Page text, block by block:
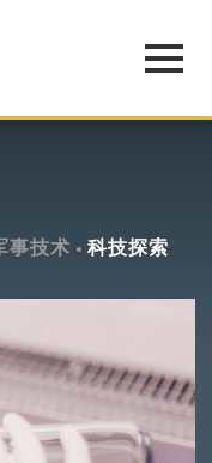
事技术 科技探索